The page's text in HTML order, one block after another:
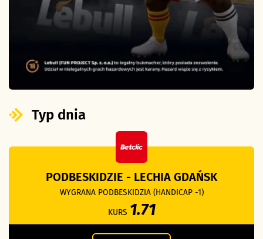
Typ dnia
PODBESKIDZIE - LECHIA GDAŃSK
WYGRANA PODBESKIDZIA (HANDICAP -1)
KURS 1.71